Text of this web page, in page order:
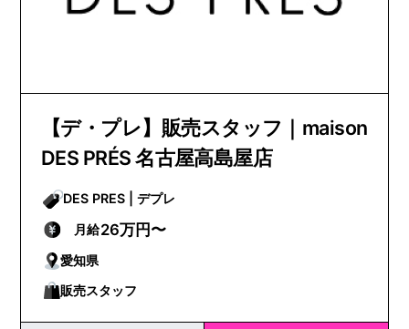
【デ・プレ】販売スタッフ｜maison
DES PRÉS 名古屋高島屋店
DES PRES | デプレ
月給26万円〜
愛知県
販売スタッフ